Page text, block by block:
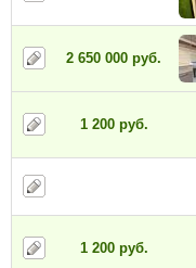
2 650 000 руб.
1 200 руб.
1 200 руб.